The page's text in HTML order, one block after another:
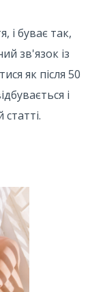
і буває так,
зв'язок із
як після 50
і